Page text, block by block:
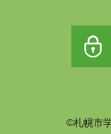
©札幌市